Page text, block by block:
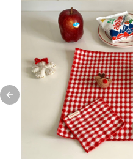
Previous slide